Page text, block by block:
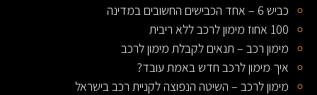
כביש 6 – אחד הכבישים החשובים במדינה
100 אחוז מימון לרכב ללא ריבית
מימון רכב – תנאים לקבלת מימון לרכב
איך מימון לרכב חדש באמת עובד?
מימון לרכב – השיטה הנפוצה לקניית רכב בישראל